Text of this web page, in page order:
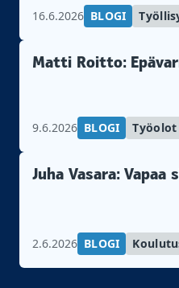
16.6.2026 BLOGI
Matti Roitto:
9.6.2026 BLOGI Työolot
Juha Vasara:
2.6.2026 BLOGI